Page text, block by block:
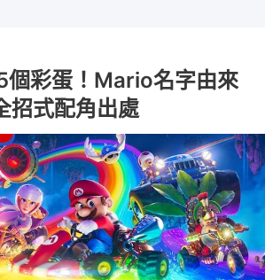
個彩蛋！Mario名字由來
招式配角出處